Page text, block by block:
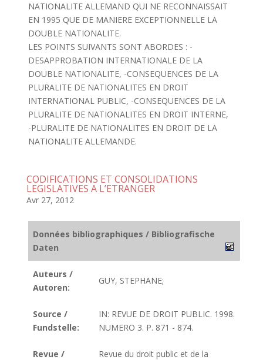
NATIONALITE ALLEMAND QUI NE RECONNAISSAIT
EN 1995 QUE DE MANIERE EXCEPTIONNELLE LA
DOUBLE NATIONALITE.
LES POINTS SUIVANTS SONT ABORDES : -
DESAPPROBATION INTERNATIONALE DE LA
DOUBLE NATIONALITE, -CONSEQUENCES DE LA
PLURALITE DE NATIONALITES EN DROIT
INTERNATIONAL PUBLIC, -CONSEQUENCES DE LA
PLURALITE DE NATIONALITES EN DROIT INTERNE,
-PLURALITE DE NATIONALITES EN DROIT DE LA
NATIONALITE ALLEMANDE.
CODIFICATIONS ET CONSOLIDATIONS
LEGISLATIVES A L’ETRANGER
Avr 27, 2012
Données bibliographiques / Bibliografische
Daten
Auteurs /
Autoren:
GUY, STEPHANE;
Source /
Fundstelle:
IN: REVUE DE DROIT PUBLIC. 1998.
NUMERO 3. P. 871 - 874.
Revue /
Revue du droit public et de la